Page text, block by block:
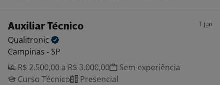
Auxiliar Técnico 1 jun
Qualitronic
Campinas - SP
R$ 2.500,00 a R$ 3.000,00
Sem experiência
Curso Técnico
Presencial